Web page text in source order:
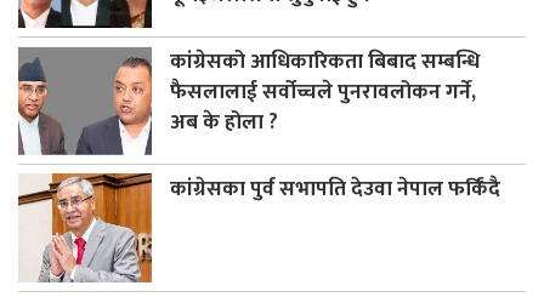
कांग्रेसको आधिकारिकता बिबाद सम्बन्धि
फैसलालाई सर्वोच्चले पुनरावलोकन गर्ने,
अब के होला ?
कांग्रेसका पुर्व सभापति देउवा नेपाल फर्किंदै